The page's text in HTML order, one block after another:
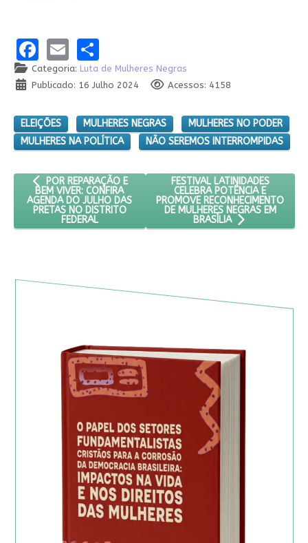
Facebook
EmailShare
Categoria: Luta de Mulheres Negras
Publicado: 16 Julho 2024
Acessos: 4158
ELEIÇÕES MULHERES NEGRAS
MULHERES NO PODER
MULHERES NA POLÍTICA
NÃO SEREMOS INTERROMPIDAS
ARTIGO ANTERIOR: POR REPARAÇÃO E BEM VIVER: CONFIRA
POR REPARAÇÃO E
BEM VIVER: CONFIRA
AGENDA DO JULHO DAS
PRETAS NO DISTRITO
FEDERAL
PRÓXIMO ARTIGO: FESTIVAL
FESTIVAL LATINIDADES
CELEBRA POTÊNCIA E
PROMOVE RECONHECIMENTO
DE MULHERES NEGRAS EM
BRASÍLIA